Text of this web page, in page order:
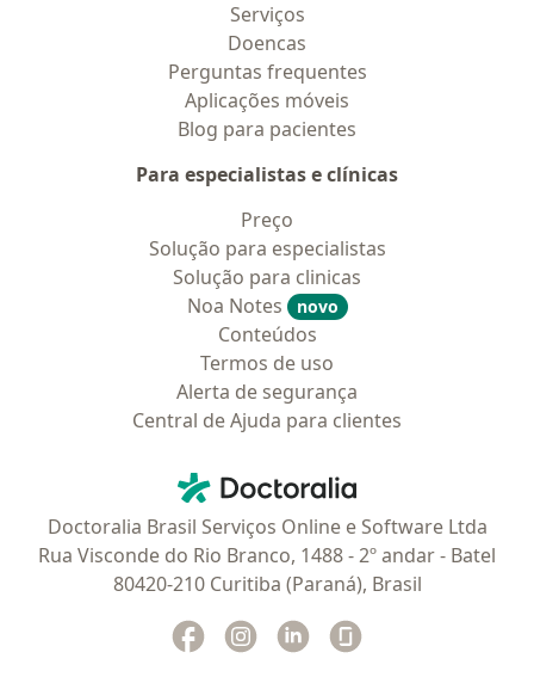
Serviços
Doencas
Perguntas frequentes
Aplicações móveis
Blog para pacientes
Para especialistas e clínicas
Preço
Solução para especialistas
Solução para clinicas
Noa Notes
novo
Conteúdos
Termos de uso
Alerta de segurança
Central de Ajuda para clientes
Doctoralia - Homepage
Doctoralia Brasil Serviços Online e Software Ltda
Rua Visconde do Rio Branco, 1488 - 2º andar - Batel
80420-210 Curitiba (Paraná), Brasil
Facebook
abre num novo separador
Instagram
abre num novo separador
Linkedin
abre num novo